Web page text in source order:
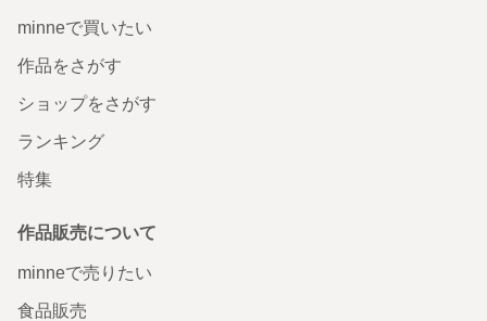
minneで買いたい
作品をさがす
ショップをさがす
ランキング
特集
作品販売について
minneで売りたい
食品販売